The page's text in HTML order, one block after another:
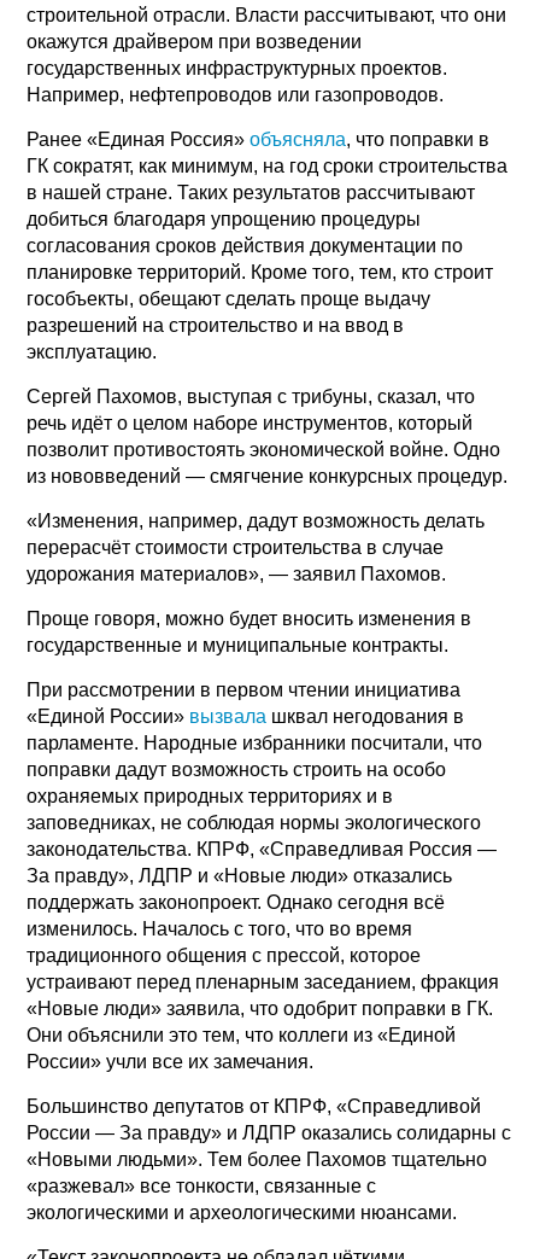
строительной отрасли. Власти рассчитывают, что они
окажутся драйвером при возведении
государственных инфраструктурных проектов.
Например, нефтепроводов или газопроводов.
Ранее «Единая Россия»объясняла, что поправки в
ГК сократят, как минимум, на год сроки строительства
в нашей стране. Таких результатов рассчитывают
добиться благодаря упрощению процедуры
согласования сроков действия документации по
планировке территорий. Кроме того, тем, кто строит
гособъекты, обещают сделать проще выдачу
разрешений на строительство и на ввод в
эксплуатацию.
Сергей Пахомов, выступая с трибуны, сказал, что
речь идёт о целом наборе инструментов, который
позволит противостоять экономической войне. Одно
из нововведений — смягчение конкурсных процедур.
«Изменения, например, дадут возможность делать
перерасчёт стоимости строительства в случае
удорожания материалов», — заявил Пахомов.
Проще говоря, можно будет вносить изменения в
государственные и муниципальные контракты.
При рассмотрении в первом чтении инициатива
«Единой России» вызвала шквал негодования в
парламенте. Народные избранники посчитали, что
поправки дадут возможность строить на особо
охраняемых природных территориях и в
заповедниках, не соблюдая нормы экологического
законодательства. КПРФ, «Справедливая Россия —
За правду», ЛДПР и «Новые люди» отказались
поддержать законопроект. Однако сегодня всё
изменилось. Началось с того, что во время
традиционного общения с прессой, которое
устраивают перед пленарным заседанием, фракция
«Новые люди» заявила, что одобрит поправки в ГК.
Они объяснили это тем, что коллеги из «Единой
России» учли все их замечания.
Большинство депутатов от КПРФ, «Справедливой
России — За правду» и ЛДПР оказались солидарны с
«Новыми людьми». Тем более Пахомов тщательно
«разжевал» все тонкости, связанные с
экологическими и археологическими нюансами.